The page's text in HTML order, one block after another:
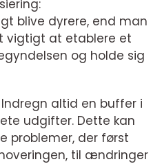
blive dyrere, end man
vigtigt at etablere et
og holde sig
altid en buffer i
udgifter. Dette kan
problemer, der først
til ændringer